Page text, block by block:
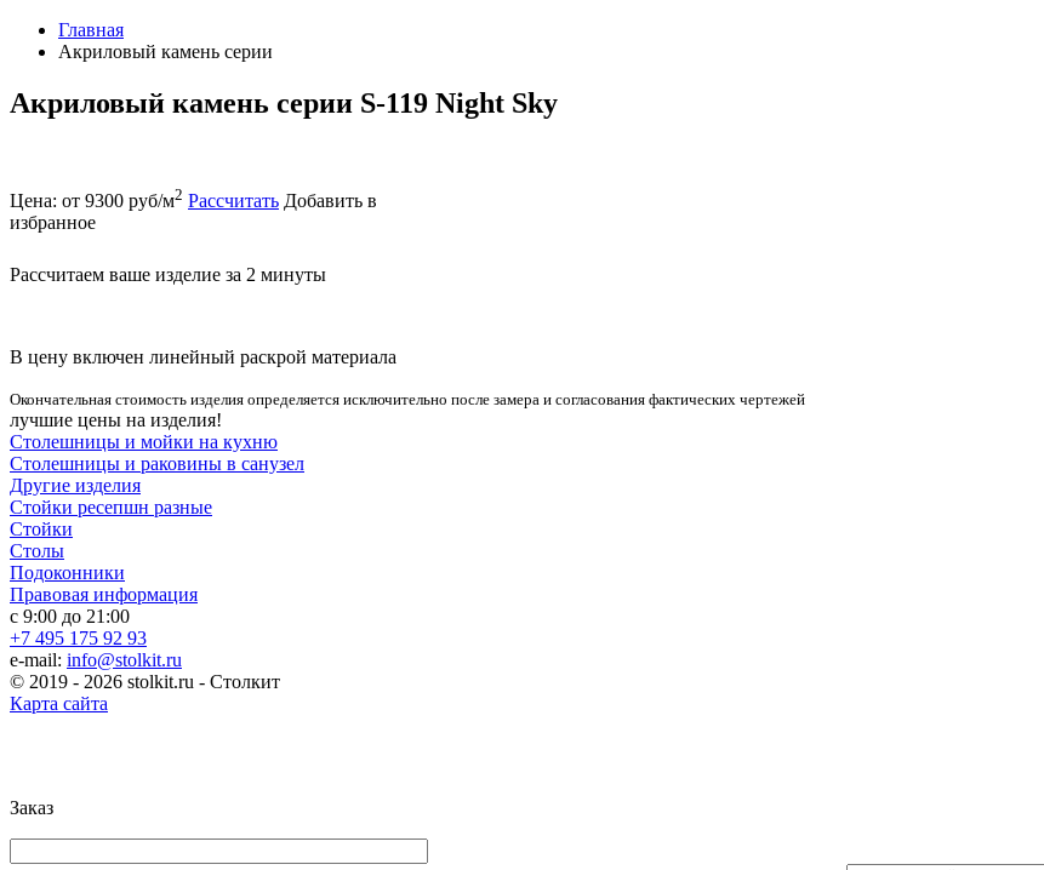
Главная
Акриловый камень серии
Акриловый камень серии S-119 Night Sky
Цена: от 9300 руб/м2 Рассчитать Добавить в
избранное
Рассчитаем ваше изделие за 2 минуты
В цену включен линейный раскрой материала
Окончательная стоимость изделия определяется исключительно после замера и согласования фактических чертежей
лучшие цены на изделия!
Столешницы и мойки на кухню
Столешницы и раковины в санузел
Другие изделия
Стойки ресепшн разные
Стойки
Столы
Подоконники
Правовая информация
с 9:00 до 21:00
+7 495 175 92 93
e-mail: info@stolkit.ru
© 2019 - 2026 stolkit.ru - Столкит
Карта сайта
Заказ